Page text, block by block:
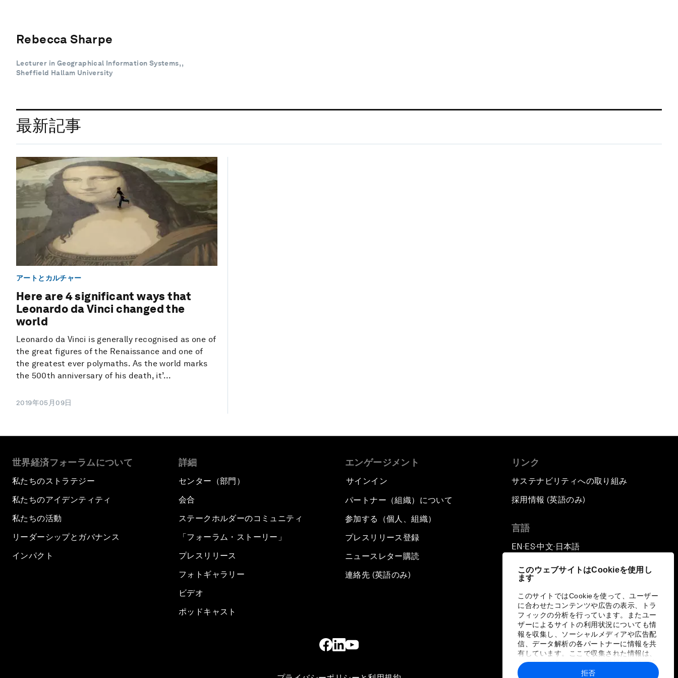
このウェブサイトはCookieを使用し
ます
このサイトではCookieを使って、ユーザー
に合わせたコンテンツや広告の表示、トラ
フィックの分析を行っています。またユー
ザーによるサイトの利用状況についても情
報を収集し、ソーシャルメディアや広告配
信、データ解析の各パートナーに情報を共
有しています。ここで収集された情報は、
ユーザーが各パートナーに提供した他の情
報や各パートナーのサービスを使用した際
拒否
Rebecca Sharpe
Lecturer in Geographical Information Systems, ,
Sheffield Hallam University
最新記事
アートとカルチャー
Here are 4 significant ways that
Leonardo da Vinci changed the
world
Leonardo da Vinci is generally recognised as one of
the great figures of the Renaissance and one of
the greatest ever polymaths. As the world marks
the 500th anniversary of his death, it’...
2019年05月09日
世界経済フォーラムについて
私たちのストラテジー
私たちのアイデンティティ
私たちの活動
リーダーシップとガバナンス
インパクト
詳細
センター（部門）
会合
ステークホルダーのコミュニティ
「フォーラム・ストーリー」
プレスリリース
フォトギャラリー
ビデオ
ポッドキャスト
エンゲージメント
サインイン
パートナー（組織）について
参加する（個人、組織）
プレスリリース登録
ニュースレター購読
連絡先 (英語のみ)
リンク
サステナビリティへの取り組み
採用情報 (英語のみ)
言語
EN ▪ ES▪中文▪ 日本語